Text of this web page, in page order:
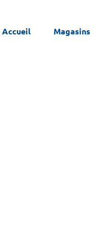
Accueil Magasins